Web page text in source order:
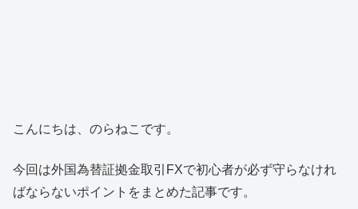
こんにちは、のらねこです。
今回は外国為替証拠金取引FXで初心者が必ず守らなけれ
ばならないポイントをまとめた記事です。